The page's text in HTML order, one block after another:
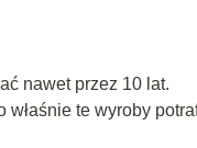
nawet przez 10 lat.
te wyroby